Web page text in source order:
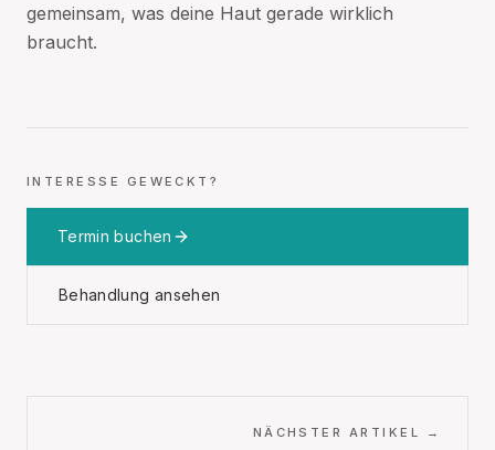
gemeinsam, was deine Haut gerade wirklich
braucht.
INTERESSE GEWECKT?
Termin buchen
Behandlung ansehen
NÄCHSTER ARTIKEL →